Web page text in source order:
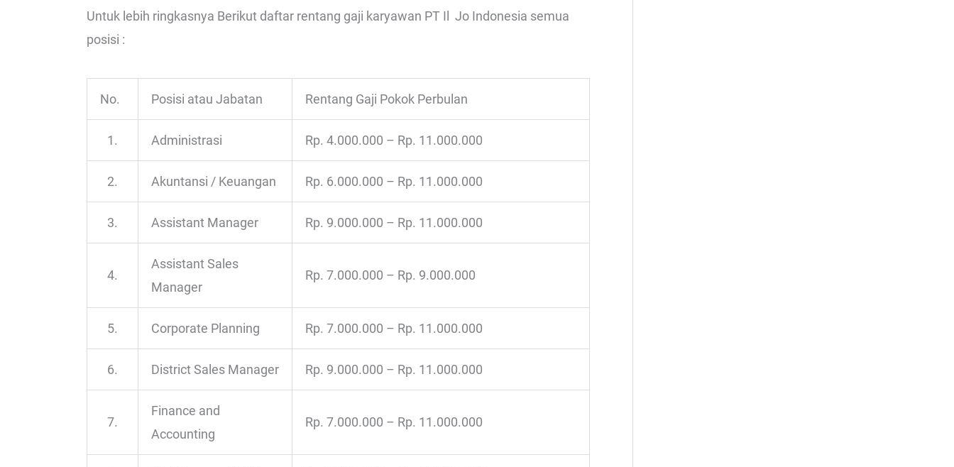
Untuk lebih ringkasnya Berikut daftar rentang gaji karyawan PT Il Jo Indonesia semua
posisi :
No. Posisi atau Jabatan Rentang Gaji Pokok Perbulan
1. Administrasi Rp. 4.000.000 – Rp. 11.000.000
2. Akuntansi / Keuangan Rp. 6.000.000 – Rp. 11.000.000
3. Assistant Manager Rp. 9.000.000 – Rp. 11.000.000
4.
Assistant Sales
Manager
Rp. 7.000.000 – Rp. 9.000.000
5. Corporate Planning Rp. 7.000.000 – Rp. 11.000.000
6. District Sales Manager Rp. 9.000.000 – Rp. 11.000.000
7.
Finance and
Accounting
Rp. 7.000.000 – Rp. 11.000.000